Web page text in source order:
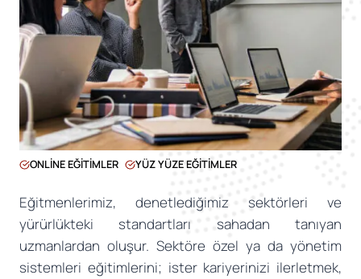
ONLİNE EĞİTİMLER YÜZ YÜZE EĞİTİMLER
Eğitmenlerimiz, denetlediğimiz sektörleri ve
yürürlükteki standartları sahadan tanıyan
uzmanlardan oluşur. Sektöre özel ya da yönetim
sistemleri eğitimlerini; ister kariyerinizi ilerletmek,